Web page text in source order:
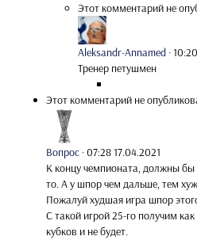
Этот комментарий не
Aleksandr-Annamed ·
Тренер петушмен
Этот комментарий не
Вопрос ·07:28 17.04.2021
К концу чемпионата, должны бы
то. А у шпор чем дальше, тем
Пожалуй худшая игра шпор
С такой игрой 25-го получим
кубков и не будет.